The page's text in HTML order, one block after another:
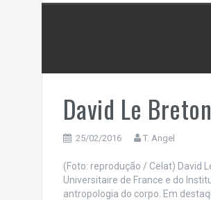
David Le
25/02/2016 T. Angel
(Foto: reprodução / Celat) David
Universitaire de France e do
antropologia do corpo. Em